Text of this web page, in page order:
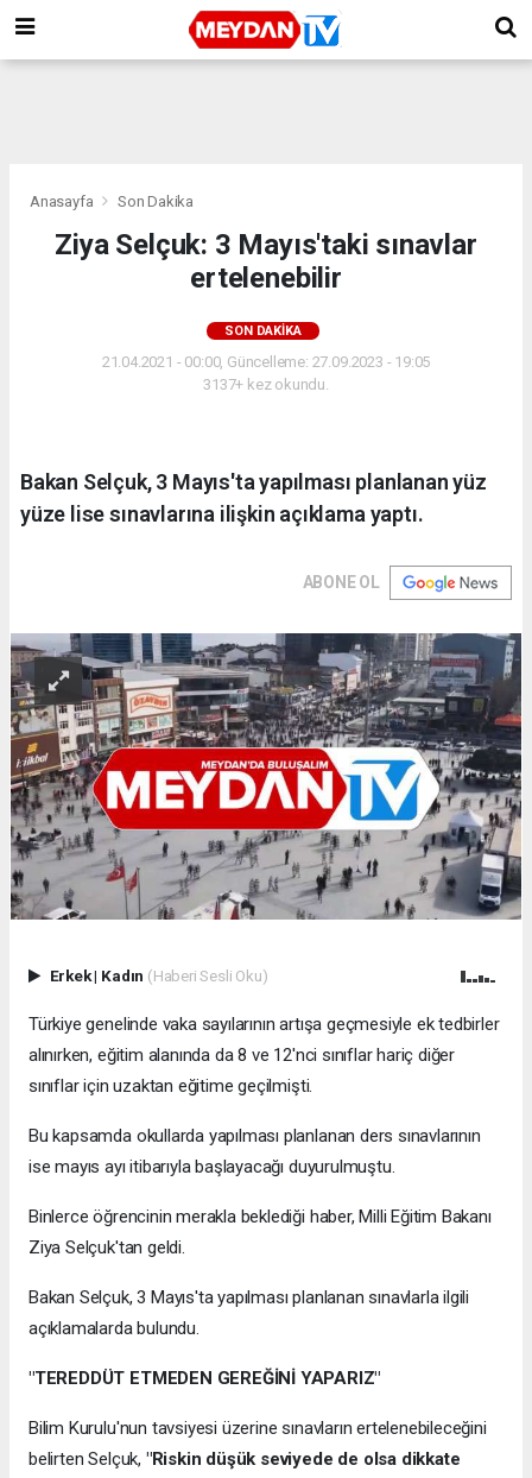
Anasayfa Son Dakika
Ziya Selçuk: 3 Mayıs'taki sınavlar
ertelenebilir
SON DAKIKA
21.04.2021 - 00:00, Güncelleme: 27.09.2023 - 19:05
3137+ kez okundu.
Bakan Selçuk, 3 Mayıs'ta yapılması planlanan yüz
yüze lise sınavlarına ilişkin açıklama yaptı.
ABONE OL
Erkek| Kadın (Haberi Sesli Oku)
Türkiye genelinde vaka sayılarının artışa geçmesiyle ek tedbirler
alınırken, eğitim alanında da 8 ve 12'nci sınıflar hariç diğer
sınıflar için uzaktan eğitime geçilmişti.
Bu kapsamda okullarda yapılması planlanan ders sınavlarının
ise mayıs ayı itibarıyla başlayacağı duyurulmuştu.
Binlerce öğrencinin merakla beklediği haber, Milli Eğitim Bakanı
Ziya Selçuk'tan geldi.
Bakan Selçuk, 3 Mayıs'ta yapılması planlanan sınavlarla ilgili
açıklamalarda bulundu.
"TEREDDÜT ETMEDEN GEREĞİNİ YAPARIZ"
Bilim Kurulu'nun tavsiyesi üzerine sınavların ertelenebileceğini
belirten Selçuk, "Riskin düşük seviyede de olsa dikkate